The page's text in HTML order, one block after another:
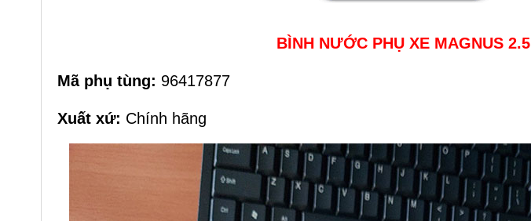
BÌNH NƯỚC PHỤ XE MAGNUS 2.5
Mã phụ tùng: 96417877
Xuất xứ: Chính hãng